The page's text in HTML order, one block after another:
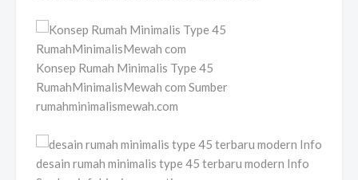
Konsep Rumah Minimalis Type 45
RumahMinimalisMewah com Sumber
rumahminimalismewah.com
desain rumah minimalis type 45 terbaru modern Info